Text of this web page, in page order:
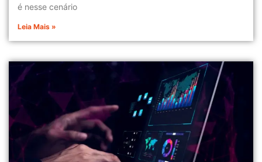
é nesse cenário
Leia Mais »